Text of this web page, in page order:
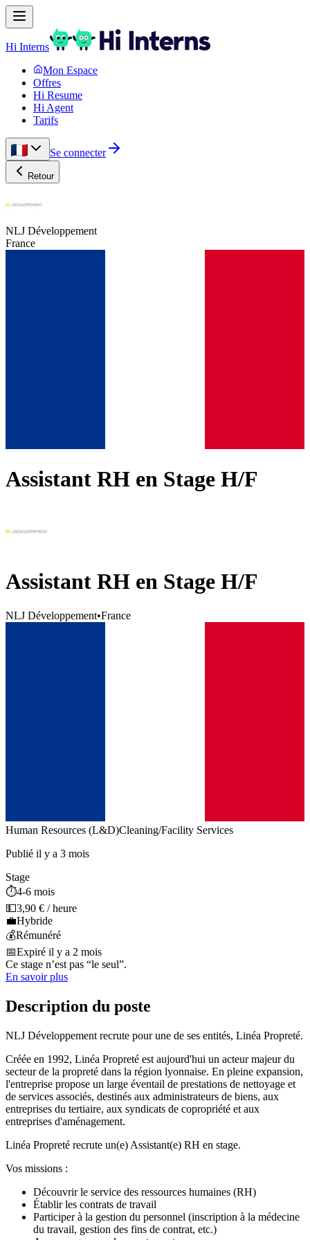
Hi Interns
Mon Espace
Offres
Hi Resume
Hi Agent
Tarifs
Se connecter
Retour
NLJ Développement
France
Assistant RH en Stage H/F
Assistant RH en Stage H/F
NLJ Développement•France
Human Resources (L&D)Cleaning/Facility Services
Publié il y a 3 mois
Stage
⏱️4-6 mois
💵3,90 € / heure
💼Hybride
💰Rémunéré
📅Expiré il y a 2 mois
Ce stage n’est pas “le seul”.
En savoir plus
Description du poste
NLJ Développement recrute pour une de ses entités, Linéa Propreté.
Créée en 1992, Linéa Propreté est aujourd'hui un acteur majeur du
secteur de la propreté dans la région lyonnaise. En pleine expansion,
l'entreprise propose un large éventail de prestations de nettoyage et
de services associés, destinés aux administrateurs de biens, aux
entreprises du tertiaire, aux syndicats de copropriété et aux
entreprises d'aménagement.
Linéa Propreté recrute un(e) Assistant(e) RH en stage.
Vos missions :
Découvrir le service des ressources humaines (RH)
Établir les contrats de travail
Participer à la gestion du personnel (inscription à la médecine
du travail, gestion des fins de contrat, etc.)